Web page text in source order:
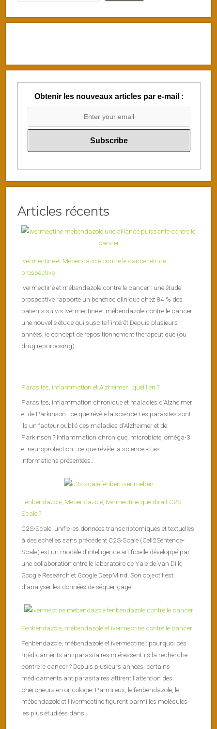
Obtenir les nouveaux articles par e-mail :
Articles récents
Ivermectine et Mébendazole contre le cancer étude
prospective
Ivermectine et mébendazole contre le cancer : une étude
prospective rapporte un bénéfice clinique chez 84 % des
patients suivis Ivermectine et mébendazole contre le cancer :
une nouvelle étude qui suscite l’intérêt Depuis plusieurs
années, le concept de repositionnement thérapeutique (ou
drug repurposing)...
Parasites, inflammation et Alzheimer : quel lien ?
Parasites, inflammation chronique et maladies d’Alzheimer
et de Parkinson : ce que révèle la science Les parasites sont-
ils un facteur oublié des maladies d’Alzheimer et de
Parkinson ? Inflammation chronique, microbiote, oméga-3
et neuroprotection : ce que révèle la science « Les
informations présentées...
Fenbendazole, Mebendazole, Ivermectine que dirait C2S-
Scale ?
C2S-Scale unifie les données transcriptomiques et textuelles
à des échelles sans précédent C2S-Scale (Cell2Sentence-
Scale) est un modèle d’intelligence artificielle développé par
une collaboration entre le laboratoire de Yale de Van Dijk,
Google Research et Google DeepMind. Son objectif est
d’analyser les données de séquençage...
Fenbendazole, mébendazole et ivermectine contre le cancer
Fenbendazole, mébendazole et ivermectine : pourquoi ces
médicaments antiparasitaires intéressent-ils la recherche
contre le cancer ? Depuis plusieurs années, certains
médicaments antiparasitaires attirent l’attention des
chercheurs en oncologie. Parmi eux, le fenbendazole, le
mébendazole et l’ivermectine figurent parmi les molécules
les plus étudiées dans...